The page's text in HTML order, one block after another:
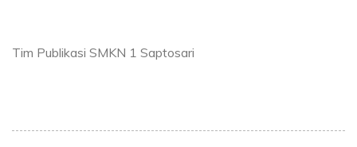
Tim Publikasi SMKN 1 Saptosari